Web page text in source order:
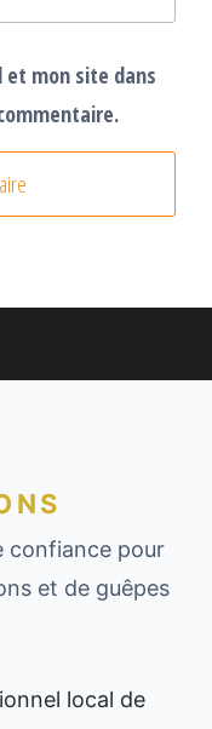
et mon site dans
confiance pour
et de guêpes
local de